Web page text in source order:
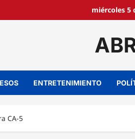
miércoles 5
ENTRETENIMIENTO
CA-5